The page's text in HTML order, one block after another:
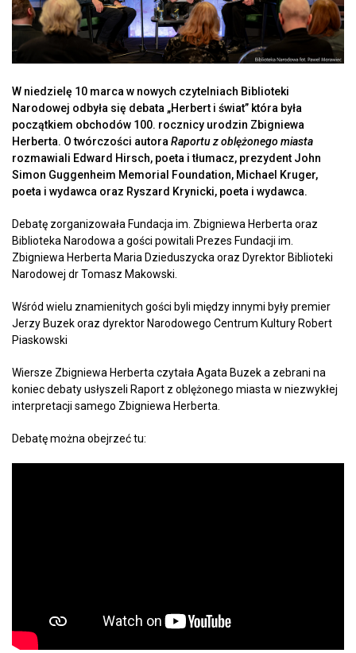
W niedzielę 10 marca w nowych czytelniach Biblioteki
Narodowej odbyła się debata „Herbert i świat” która była
początkiem obchodów 100. rocznicy urodzin Zbigniewa
Herberta. O twórczości autoraRaportu z oblężonego miasta
rozmawiali Edward Hirsch, poeta i tłumacz, prezydent John
Simon Guggenheim Memorial Foundation, Michael Kruger,
poeta i wydawca oraz Ryszard Krynicki, poeta i wydawca.
Debatę zorganizowała Fundacja im. Zbigniewa Herberta oraz
Biblioteka Narodowa a gości powitali Prezes Fundacji im.
Zbigniewa Herberta Maria Dzieduszycka oraz Dyrektor Biblioteki
Narodowej dr Tomasz Makowski.
Wśród wielu znamienitych gości byli między innymi były premier
Jerzy Buzek oraz dyrektor Narodowego Centrum Kultury Robert
Piaskowski
Wiersze Zbigniewa Herberta czytała Agata Buzek a zebrani na
koniec debaty usłyszeli Raport z oblężonego miasta w niezwykłej
interpretacji samego Zbigniewa Herberta.
Debatę można obejrzeć tu: